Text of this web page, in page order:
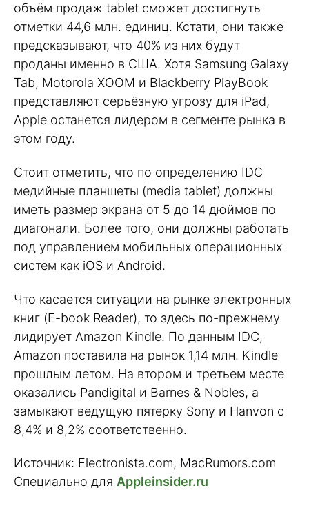
объём продаж tablet сможет достигнуть
отметки 44,6 млн. единиц. Кстати, они также
предсказывают, что 40% из них будут
проданы именно в США. Хотя Samsung Galaxy
Tab, Motorola XOOM и Blackberry PlayBook
представляют серьёзную угрозу для iPad,
Apple останется лидером в сегменте рынка в
этом году.
Стоит отметить, что по определению IDC
медийные планшеты (media tablet) должны
иметь размер экрана от 5 до 14 дюймов по
диагонали. Более того, они должны работать
под управлением мобильных операционных
систем как iOS и Android.
Что касается ситуации на рынке электронных
книг (E-book Reader), то здесь по-прежнему
лидирует Amazon Kindle. По данным IDC,
Amazon поставила на рынок 1,14 млн. Kindle
прошлым летом. На втором и третьем месте
оказались Pandigital и Barnes & Nobles, а
замыкают ведущую пятерку Sony и Hanvon c
8,4% и 8,2% соответственно.
Источник: Electronista.com, MacRumors.com
Специально для Appleinsider.ru